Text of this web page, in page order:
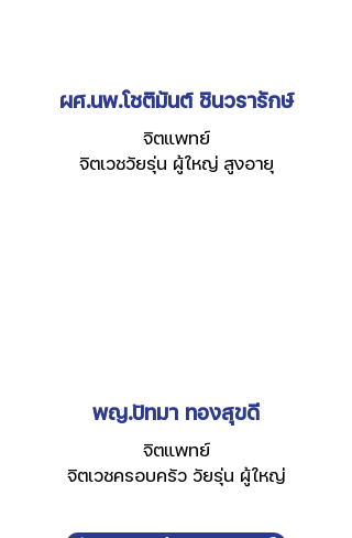
ผศ.นพ.โชติมันต์ ชินวรารักษ์
จิตแพทย์
จิตเวชวัยรุ่น ผู้ใหญ่ สูงอายุ
พญ.ปัทมา ทองสุขดี
จิตแพทย์
จิตเวช​ครอบครัว วัยรุ่น ผู้ใหญ่